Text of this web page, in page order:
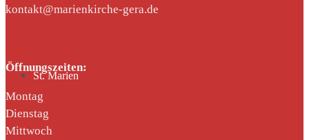
St. Marien
kontakt@marienkirche-gera.de
Öffnungszeiten:
Montag
Dienstag
Mittwoch